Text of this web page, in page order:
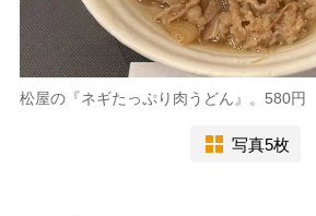
松屋の『ネギたっぷり肉うどん』。580円
写真5枚